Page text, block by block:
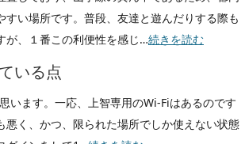
すい場所です。普段、友達と遊んだりする際も
が、１番この利便性を感じ…続きを読む
いる点
います。一応、上智専用のWi-Fiはあるのです
悪く、かつ、限られた場所でしか使えない状態